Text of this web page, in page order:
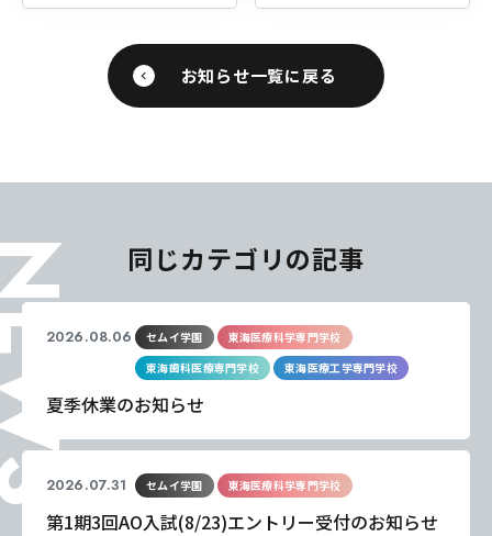
お知らせ一覧に戻る
同じカテゴリの記事
2026.08.06 セムイ学園
東海医療科学専門学校
東海歯科医療専門学校
東海医療工学専門学校
夏季休業のお知らせ
2026.07.31 セムイ学園 東海医療科学専門学校
第1期3回AO入試(8/23)エントリー受付のお知らせ